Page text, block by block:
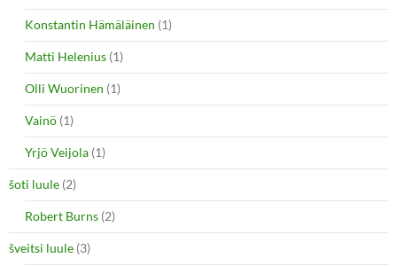
Konstantin Hämäläinen (1)
Matti Helenius (1)
Olli Wuorinen (1)
Vainö (1)
Yrjö Veijola (1)
šoti luule (2)
Robert Burns (2)
šveitsi luule (3)